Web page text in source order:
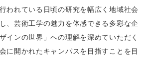
われている日頃の研究を幅広く地域社会
、芸術工学の魅力を体感できる多彩な企
インの世界」への理解を深めていただく
に開かれたキャンパスを目指すことを目